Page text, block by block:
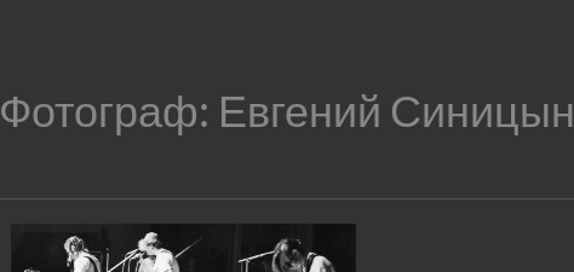
Фотограф: Евгений Синицын